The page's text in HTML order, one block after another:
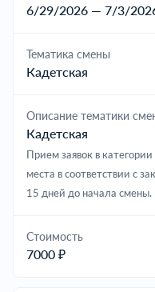
6/29/2026 — 7/3/
Тематика смены
Кадетская
Описание тематики
Кадетская
Прием заявок в
места в соответствии с
15 дней до начала смены.
Cтоимость
7000 ₽